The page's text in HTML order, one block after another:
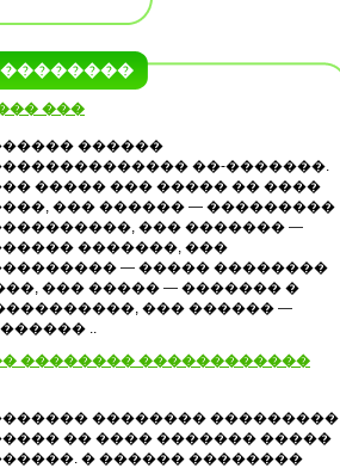
���
������
��-�������.
����� ��� ����� �� ����
��� ������ — ���������
��� ������� —
�������, ���
— ����� ��������
��� ����� — ������� �
��� ������ —
..
�������� ������������
�������� ���������
�� ���� ������� �����
� ������ ��������